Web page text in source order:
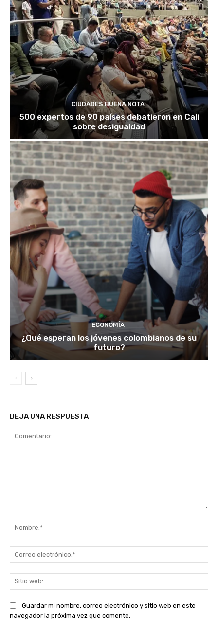
CIUDADES BUENA NOTA
500 expertos de 90 países debatieron en Cali
sobre desigualdad
ECONOMÍA
¿Qué esperan los jóvenes colombianos de su
futuro?
DEJA UNA RESPUESTA
Guardar mi nombre, correo electrónico y sitio web en este
navegador la próxima vez que comente.